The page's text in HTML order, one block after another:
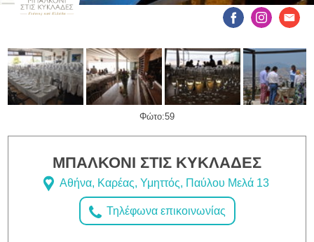
Φώτο:59
ΜΠΑΛΚΟΝΙ ΣΤΙΣ ΚΥΚΛΑΔΕΣ
Αθήνα, Καρέας, Υμηττός, Παύλου Μελά 13
Τηλέφωνα επικοινωνίας